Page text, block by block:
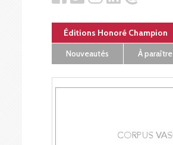
Éditions Honoré Champion
Nouveautés
À paraître